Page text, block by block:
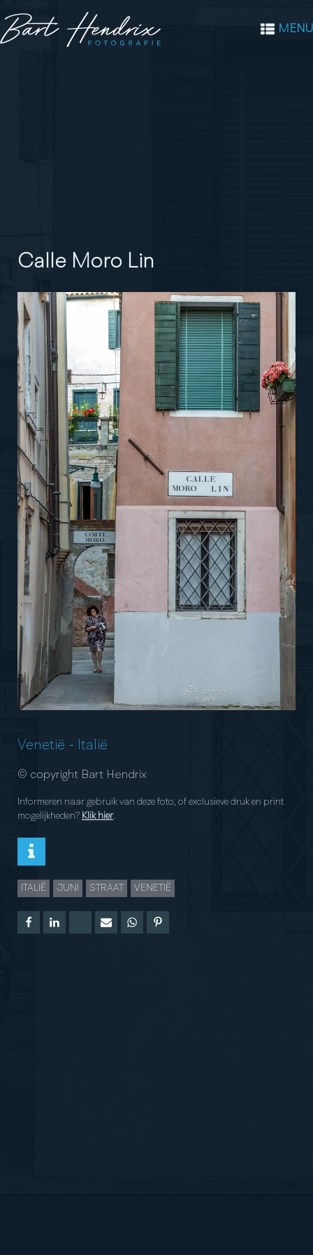
MENU
Calle Moro Lin
Venetië - Italië
© copyright Bart Hendrix
Informeren naar gebruik van deze foto, of exclusieve druk en print
mogelijkheden? Klik hier.
ITALIË JUNI STRAAT VENETIË